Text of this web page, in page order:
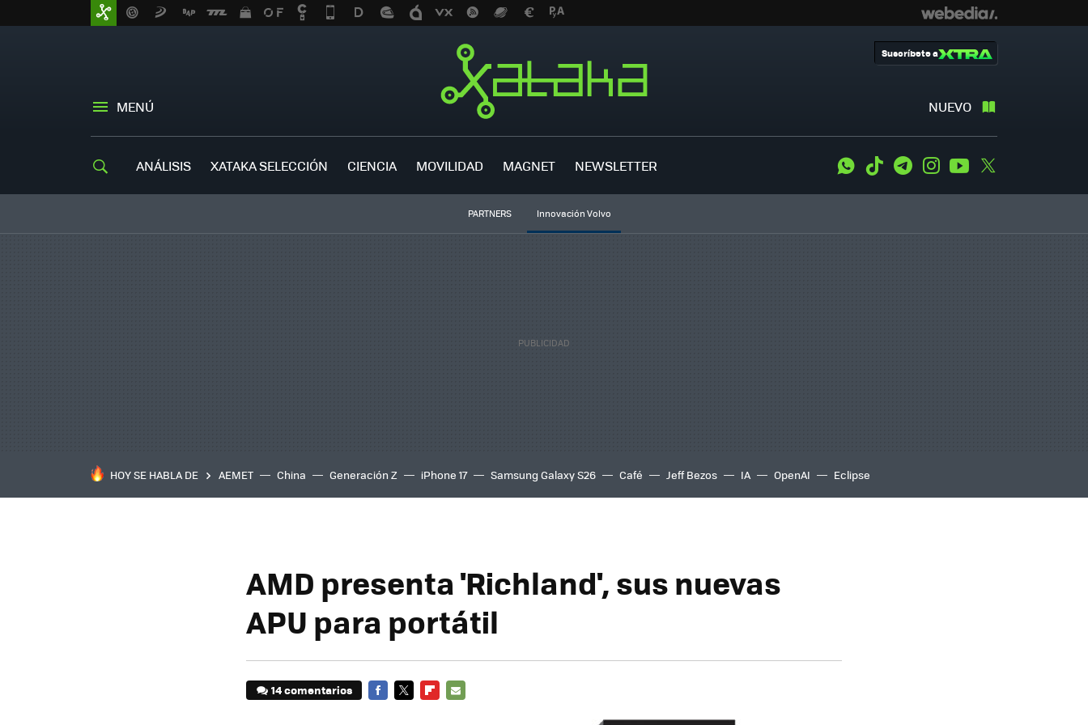
MENÚ NUEVO
Suscríbete a
ANÁLISIS XATAKA SELECCIÓN CIENCIA MOVILIDAD MAGNET NEWSLETTER WhatsApp
Tiktok TelegramInstagramYoutube
PARTNERS Innovación Volvo
HOY SE HABLA DE AEMET China Generación Z iPhone 17 Samsung Galaxy S26 Café Jeff Bezos IA OpenAI Eclipse
AMD presenta 'Richland', sus nuevas
APU para portátil
14 comentarios